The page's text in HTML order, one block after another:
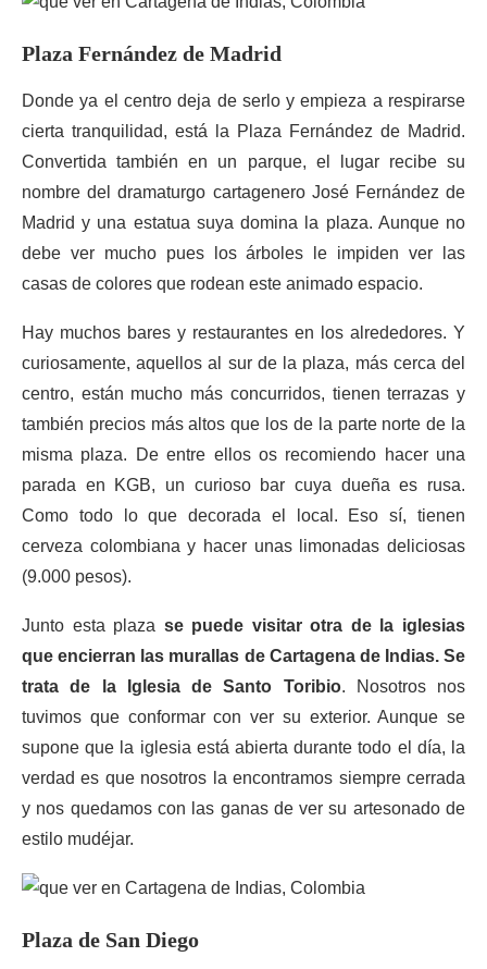
Plaza Fernández de Madrid
Donde ya el centro deja de serlo y empieza a respirarse
cierta tranquilidad, está la Plaza Fernández de Madrid.
Convertida también en un parque, el lugar recibe su
nombre del dramaturgo cartagenero José Fernández de
Madrid y una estatua suya domina la plaza. Aunque no
debe ver mucho pues los árboles le impiden ver las
casas de colores que rodean este animado espacio.
Hay muchos bares y restaurantes en los alrededores. Y
curiosamente, aquellos al sur de la plaza, más cerca del
centro, están mucho más concurridos, tienen terrazas y
también precios más altos que los de la parte norte de la
misma plaza. De entre ellos os recomiendo hacer una
parada en KGB, un curioso bar cuya dueña es rusa.
Como todo lo que decorada el local. Eso sí, tienen
cerveza colombiana y hacer unas limonadas deliciosas
(9.000 pesos).
Junto esta plaza se puede visitar otra de la iglesias
que encierran las murallas de Cartagena de Indias. Se
trata de la Iglesia de Santo Toribio. Nosotros nos
tuvimos que conformar con ver su exterior. Aunque se
supone que la iglesia está abierta durante todo el día, la
verdad es que nosotros la encontramos siempre cerrada
y nos quedamos con las ganas de ver su artesonado de
estilo mudéjar.
Plaza de San Diego